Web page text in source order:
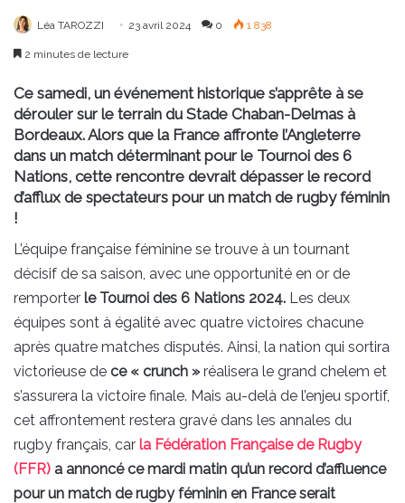
Léa TAROZZI 23 avril 2024 0 1 838
2 minutes de lecture
Ce samedi, un événement historique s’apprête à se
dérouler sur le terrain du Stade Chaban-Delmas à
Bordeaux. Alors que la France affronte l’Angleterre
dans un match déterminant pour le Tournoi des 6
Nations, cette rencontre devrait dépasser le record
d’afflux de spectateurs pour un match de rugby féminin
!
L’équipe française féminine se trouve à un tournant
décisif de sa saison, avec une opportunité en or de
remporter le Tournoi des 6 Nations 2024. Les deux
équipes sont à égalité avec quatre victoires chacune
après quatre matches disputés. Ainsi, la nation qui sortira
victorieuse de ce « crunch »réalisera le grand chelem et
s’assurera la victoire finale. Mais au-delà de l’enjeu sportif,
cet affrontement restera gravé dans les annales du
rugby français, car la Fédération Française de Rugby
(FFR) a annoncé ce mardi matin qu’un record d’affluence
pour un match de rugby féminin en France serait